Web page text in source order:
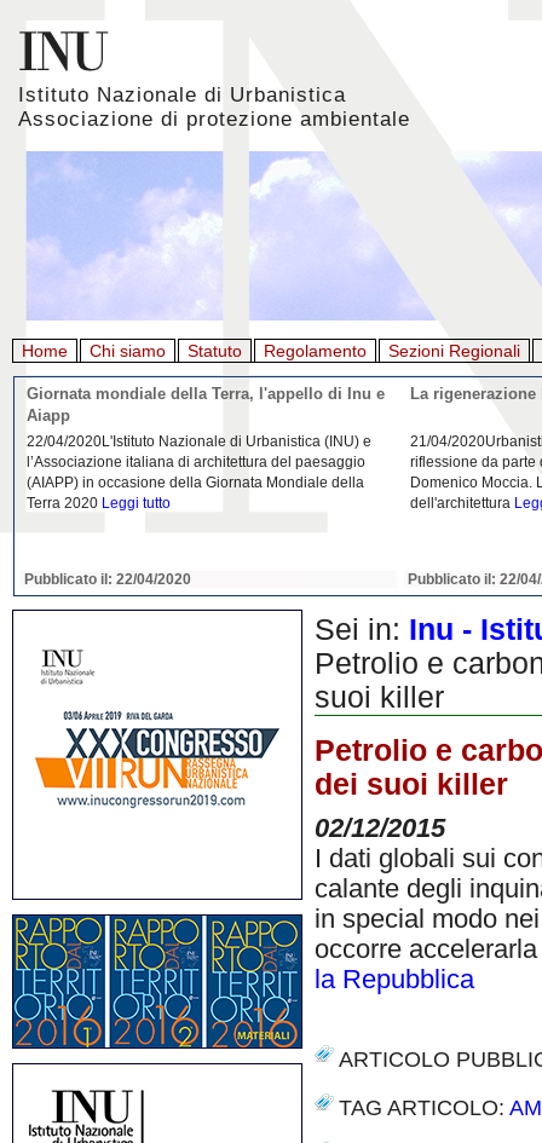
Istituto Nazionale di Urbanistica
Associazione di protezione ambientale
Home Chi siamo Statuto Regolamento Sezioni Regionali
Giornata mondiale della Terra, l'appello di Inu e
Aiapp
22/04/2020L'Istituto Nazionale di Urbanistica (INU) e
l’Associazione italiana di architettura del paesaggio
(AIAPP) in occasione della Giornata Mondiale della
Terra 2020 Leggi tutto
Pubblicato il: 22/04/2020
La
21/04/
riflessione da parte
Domenico Moccia.
dell'architettura
Pubblicato il: 22/
Sei in: Inu -
Petrolio e
suoi killer
Petrolio e
dei suoi killer
02/12/2015
I dati globali sui
calante degli
in special modo
occorre
la Repubblica
ARTICOLO
TAG ARTICOLO: